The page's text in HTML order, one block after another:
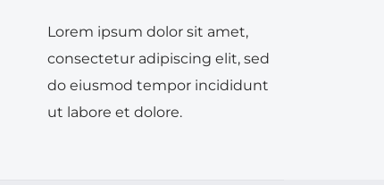
Lorem ipsum dolor sit amet,
consectetur adipiscing elit, sed
do eiusmod tempor incididunt
ut labore et dolore.